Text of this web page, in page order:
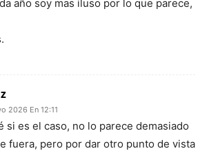
año soy mas iluso por lo que parece,
2026 En 12:11
si es el caso, no lo parece demasiado
fuera, pero por dar otro punto de vista